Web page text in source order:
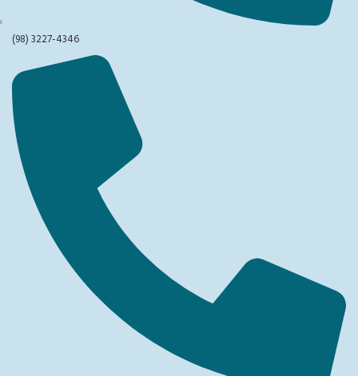
(98) 3227-4346